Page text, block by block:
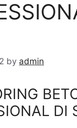
by admin
DI